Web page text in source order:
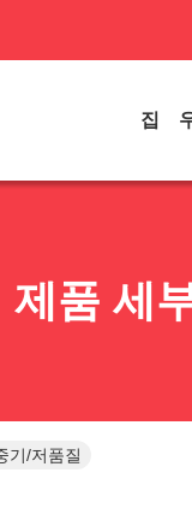
집
제품 세
기/저품질